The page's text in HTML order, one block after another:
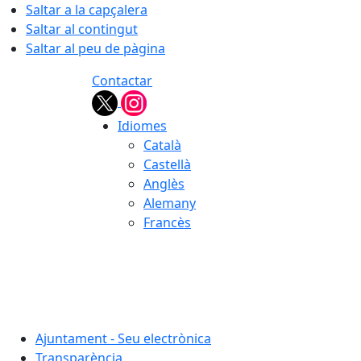
Saltar a la capçalera
Saltar al contingut
Saltar al peu de pàgina
Contactar
Idiomes
Català
Castellà
Anglès
Alemany
Francès
Ajuntament - Seu electrònica